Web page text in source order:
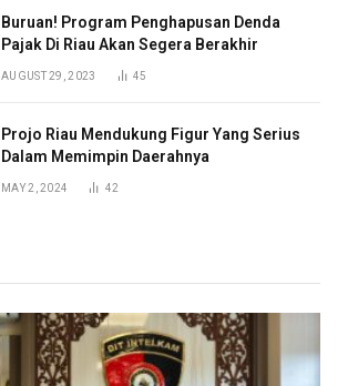
Buruan! Program Penghapusan Denda
Pajak Di Riau Akan Segera Berakhir
AUGUST 29, 2023 45
Projo Riau Mendukung Figur Yang Serius
Dalam Memimpin Daerahnya
MAY 2, 2024 42